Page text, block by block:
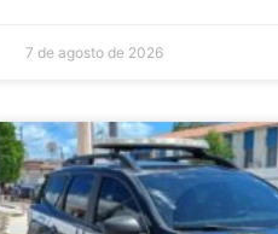
7 de agosto de 2026